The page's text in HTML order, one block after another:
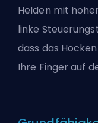
Helden mit
linke
dass das
Ihre Finger auf